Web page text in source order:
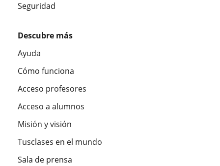
Seguridad
Descubre más
Ayuda
Cómo funciona
Acceso profesores
Acceso a alumnos
Misión y visión
Tusclases en el mundo
Sala de prensa